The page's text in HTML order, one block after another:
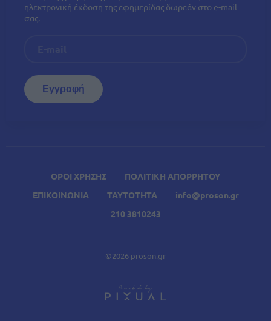
A Σχετικά Άρθρα
ΟΡΟΙ ΧΡΗΣΗΣ
ΠΟΛΙΤΙΚΗ ΑΠΟΡΡΗΤΟΥ
ΕΠΙΚΟΙΝΩΝΙΑ
ΤΑΥΤΟΤΗΤΑ
info@proson.gr
210 3810243
©2026 proson.gr
ηλεκτρονική έκδοση της εφημερίδας δωρεάν στο e-mail
σας.